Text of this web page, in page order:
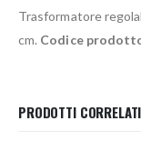
Trasformatore
cm. Codice
PRODOTTI CORRELATI